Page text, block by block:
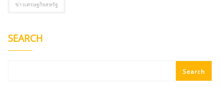
ข่าวเศรษฐกิจสหรัฐ
SEARCH
Search